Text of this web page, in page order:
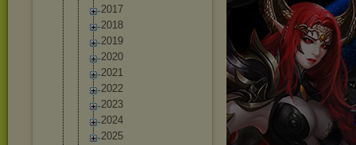
2017
2018
2019
2020
2021
2022
2023
2024
2025